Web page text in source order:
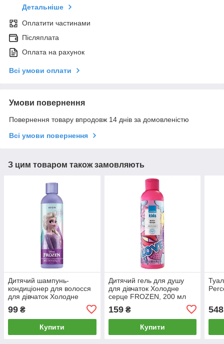
Детальніше
Оплатити частинами
Післяплата
Оплата на рахунок
Всі умови оплати
Умови повернення
Повернення товару впродовж 14 днів за домовленістю
Всі умови повернення
З цим товаром також замовляють
Дитячий шампунь-
кондиціонер для волосся
для дівчаток Холодне
99 ₴
Купити
Дитячий гель для душу
для дівчаток Холодне
серце FROZEN, 200 мл
159₴
Купити